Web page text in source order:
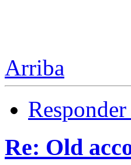
Arriba
Re: Old